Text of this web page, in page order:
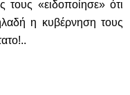
τους «ειδοποίησε» ότι
η κυβέρνηση τους